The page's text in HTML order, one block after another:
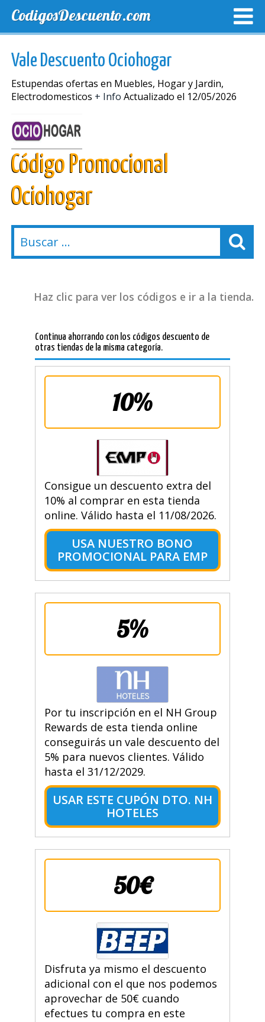
CodigosDescuento.com
Vale Descuento Ociohogar
Estupendas ofertas en Muebles, Hogar y Jardin,
Electrodomesticos + Info Actualizado el 12/05/2026
Código Promocional
Ociohogar
Haz clic para ver los códigos e ir a la tienda.
Continua ahorrando con los códigos descuento de
otras tiendas de la misma categoría.
10%
Consigue un descuento extra del
10% al comprar en esta tienda
online. Válido hasta el 11/08/2026.
USA NUESTRO BONO
PROMOCIONAL PARA EMP
5%
Por tu inscripción en el NH Group
Rewards de esta tienda online
conseguirás un vale descuento del
5% para nuevos clientes. Válido
hasta el 31/12/2029.
USAR ESTE CUPÓN DTO. NH
HOTELES
50€
Disfruta ya mismo el descuento
adicional con el que nos podemos
aprovechar de 50€ cuando
efectues tu compra en este